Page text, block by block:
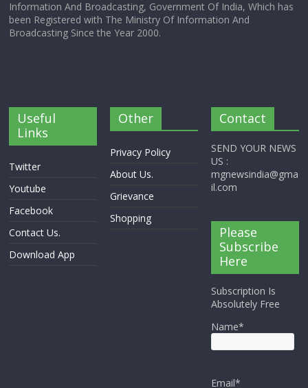
Information And Broadcasting, Government Of India, Which has
been Registered with The Ministry Of Information And
Broadcasting Since the Year 2000.
Useful
Links
Twitter
Youtube
Facebook
Contact Us.
Download App
Other
Privacy Policy
About Us.
Grievance
Shopping
Contact
SEND YOUR NEWS
US :
mgnewsindia@gma
il.com
Please
Subscribe
Here
Subscription Is
Absolutely Free
Name*
Email*